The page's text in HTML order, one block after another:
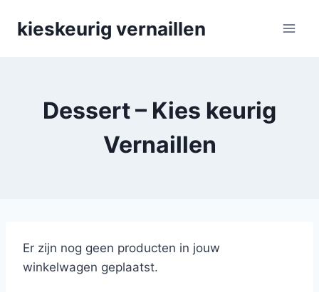
kieskeurig vernaillen
Dessert – Kies keurig
Vernaillen
Er zijn nog geen producten in jouw
winkelwagen geplaatst.